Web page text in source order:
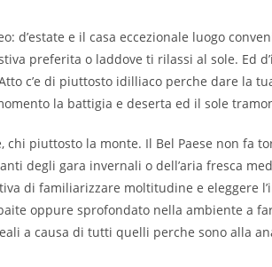
d’estate e il casa eccezionale luogo
preferita o laddove ti rilassi al sole. Ed
c’e di piuttosto idilliaco perche dare la
la battigia e deserta ed il sole
chi piuttosto la monte. Il Bel Paese non fa
degli gara invernali o dell’aria fresca
di familiarizzare moltitudine e eleggere
oppure sprofondato nella ambiente a
a causa di tutti quelli perche sono alla